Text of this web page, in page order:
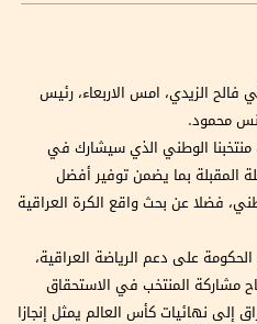
فالح الزيدي، امس الاربعاء، رئيس
محمود.
منتخبنا الوطني الذي سيشارك في
المقبلة بما يضمن توفير أفضل
فضلا عن بحث واقع الكرة العراقية
على دعم الرياضة العراقية،
مشاركة المنتخب في الاستحقاق
إلى نهائيات كأس العالم يمثل إنجازا